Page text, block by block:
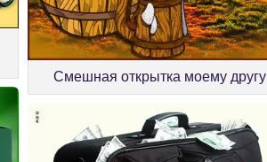
Смешная открытка моему другу